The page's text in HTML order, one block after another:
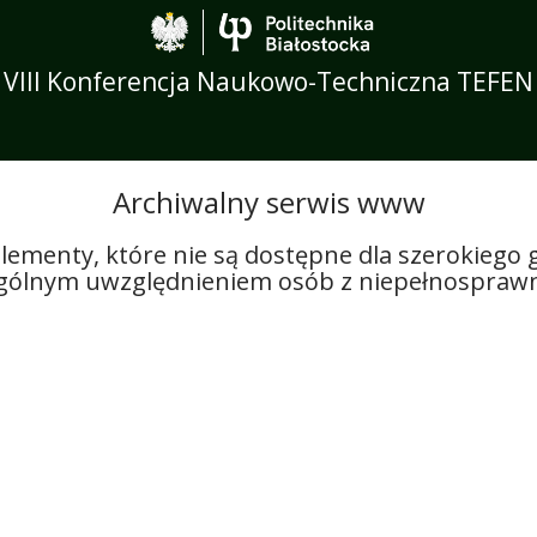
VIII Konferencja Naukowo-Techniczna TEFEN
Archiwalny serwis www
które nie są dostępne dla szerokiego
uwzględnieniem osób z